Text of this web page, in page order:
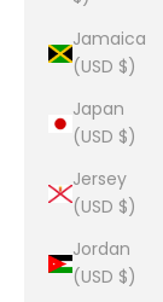
Jamaica
(USD $)
Japan
(USD $)
Jersey
(USD $)
Jordan
(USD $)